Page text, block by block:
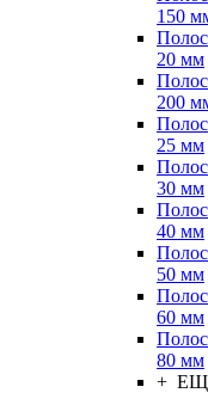
150
20 мм
200
25 мм
30 мм
40 мм
50 мм
60 мм
80 мм
+